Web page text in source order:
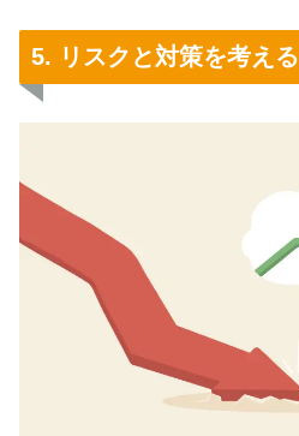
5. リスクと対策を考える